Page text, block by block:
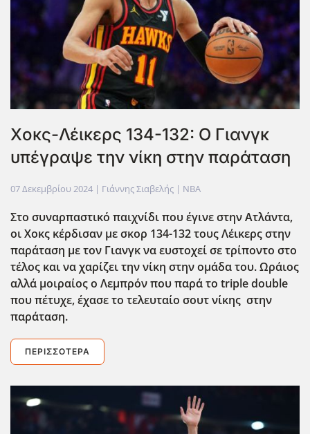
Xοκς-Λέικερς 134-132: Ο Γιανγκ
υπέγραψε την νίκη στην παράταση
07 Δεκεμβρίου 2024 | Γιάννης Σιαβελής | NBA
Στο συναρπαστικό παιχνίδι που έγινε στην Ατλάντα,
οι Χοκς κέρδισαν με σκορ 134-132 τους Λέικερς στην
παράταση με τον Γιανγκ να ευστοχεί σε τρίποντο στο
τέλος και να χαρίζει την νίκη στην ομάδα του. Ωράιος
αλλά μοιραίος ο Λεμπρόν που παρά το triple double
που πέτυχε, έχασε το τελευταίο σουτ νίκης στην
παράταση.
ΠΕΡΙΣΣΌΤΕΡΑ